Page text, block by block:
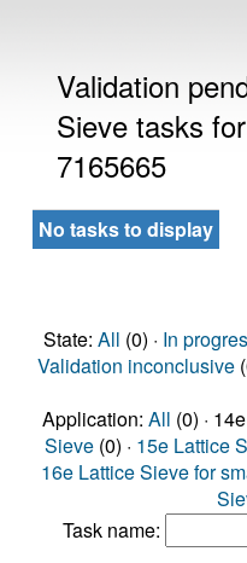
Validation
Sieve tasks
7165665
No tasks to display
State: All (0) · In
Validation inconclusive
Application: All (0) ·
Sieve (0) · 15e Lattice
16e Lattice Sieve for
Task name: